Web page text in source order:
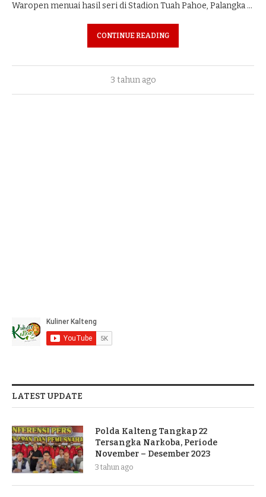
Waropen menuai hasil seri di Stadion Tuah Pahoe, Palangka …
CONTINUE READING
3 tahun ago
LATEST UPDATE
Polda Kalteng Tangkap 22
Tersangka Narkoba, Periode
November – Desember 2023
3 tahun ago